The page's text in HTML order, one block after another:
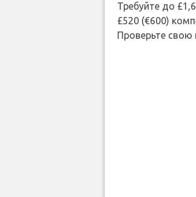
Требуйте до
£520 (€600)
Проверьте